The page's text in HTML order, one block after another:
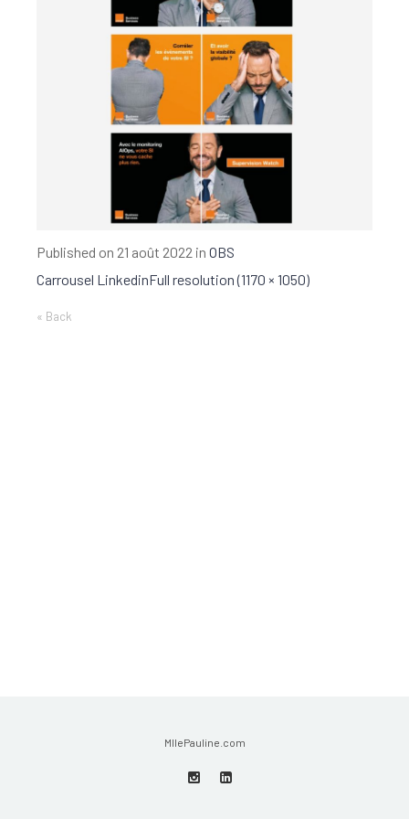
Published on 21 août 2022 in OBS
Carrousel LinkedinFull resolution (1170 × 1050)
« Back
MllePauline.com